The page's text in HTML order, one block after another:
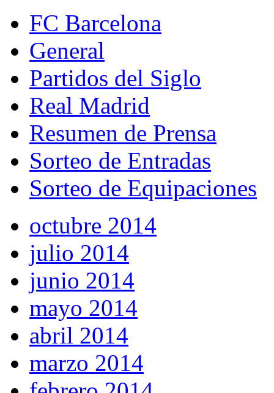
FC Barcelona
General
Partidos del Siglo
Real Madrid
Resumen de Prensa
Sorteo de Entradas
Sorteo de Equipaciones
octubre 2014
julio 2014
junio 2014
mayo 2014
abril 2014
marzo 2014